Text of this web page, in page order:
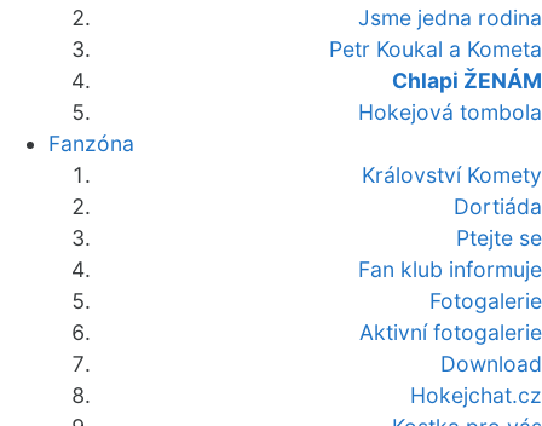
Jsme jedna rodina
Petr Koukal a Kometa
Chlapi ŽENÁM
Hokejová tombola
Fanzóna
Království Komety
Dortiáda
Ptejte se
Fan klub informuje
Fotogalerie
Aktivní fotogalerie
Download
Hokejchat.cz